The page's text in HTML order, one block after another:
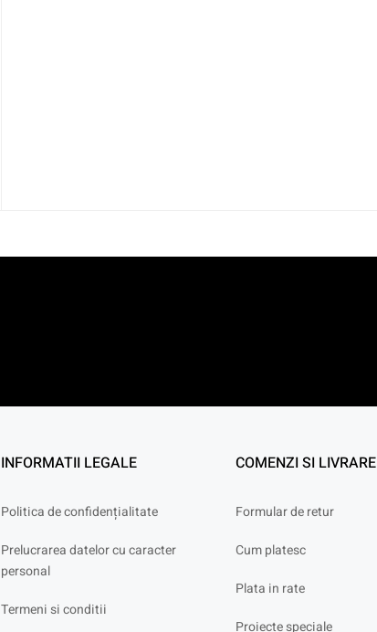
INFORMATII LEGALE
Politica de confidențialitate
Prelucrarea datelor cu caracter
personal
Termeni si conditii
COMENZI SI LIVRARE
Formular de retur
Cum platesc
Plata in rate
Proiecte speciale